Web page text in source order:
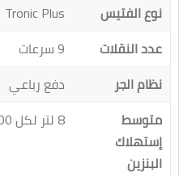
نوع الفتيس
Tronic Plus
عدد النقلات
9 سرعات
نظام الجر
دفع رباعي
متوسط
إستهلاك
البنزين
8 لتر لكل 100 كم